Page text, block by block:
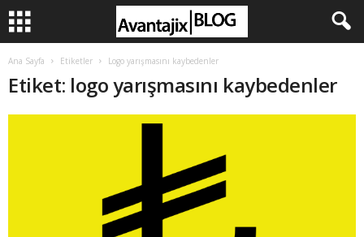
Ana Sayfa Etiketler Logo yarışmasını kaybedenler
Etiket: logo yarışmasını kaybedenler